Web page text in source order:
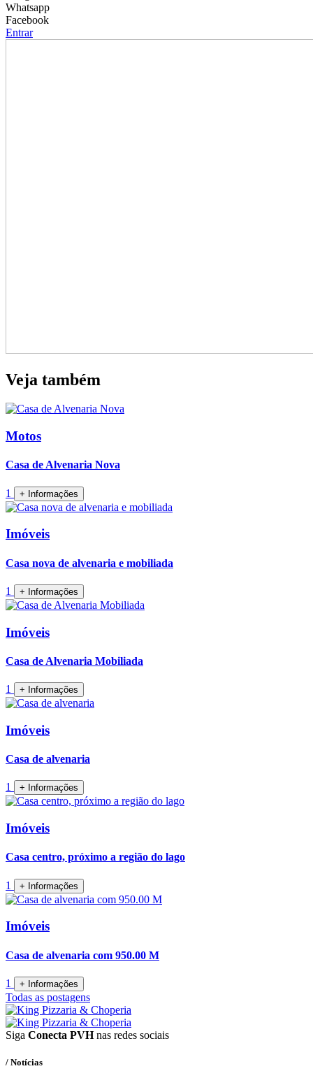
Whatsapp
Facebook
Entrar
Veja também
Motos
Casa de Alvenaria Nova
1 + Informações
Imóveis
Casa nova de alvenaria e mobiliada
1 + Informações
Imóveis
Casa de Alvenaria Mobiliada
1 + Informações
Imóveis
Casa de alvenaria
1 + Informações
Imóveis
Casa centro, próximo a região do lago
1 + Informações
Imóveis
Casa de alvenaria com 950.00 M
1 + Informações
Todas as postagens
Siga Conecta PVHnas redes sociais
/ Notícias